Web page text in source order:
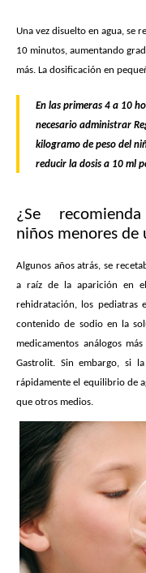
Una vez disuelto en agua, se
10 minutos, aumentando
más. La dosificación en
En las primeras 4 a 10
necesario administrar
kilogramo de peso del
reducir la dosis a 10 ml
¿Se
niños menores de
Algunos años atrás, se
a raíz de la aparición en
rehidratación, los pediatras
contenido de sodio en la
medicamentos análogos
Gastrolit. Sin embargo, si
rápidamente el equilibrio de
que otros medios.